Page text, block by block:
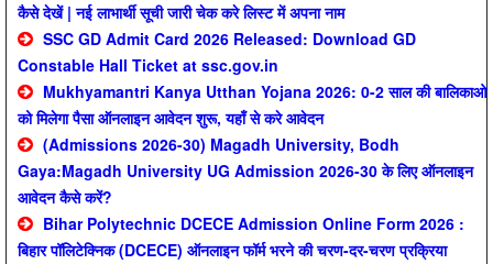
कैसे देखें | नई लाभार्थी सूची जारी चेक करे लिस्ट में अपना नाम
SSC GD Admit Card 2026 Released: Download GD
Constable Hall Ticket at ssc.gov.in
Mukhyamantri Kanya Utthan Yojana 2026: 0-2 साल की बालिकाओ
को मिलेगा पैसा ऑनलाइन आवेदन शुरू, यहाँ से करे आवेदन
(Admissions 2026-30) Magadh University, Bodh
Gaya:Magadh University UG Admission 2026-30 के लिए ऑनलाइन
आवेदन कैसे करें?
Bihar Polytechnic DCECE Admission Online Form 2026 :
बिहार पॉलिटेक्निक (DCECE) ऑनलाइन फॉर्म भरने की चरण-दर-चरण प्रक्रिया